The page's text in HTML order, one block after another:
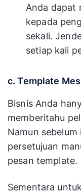
Anda dapat
kepada
sekali.
setiap kali
c. Template
Bisnis Anda
memberitahu
Namun
persetujuan
pesan template.
Sementara